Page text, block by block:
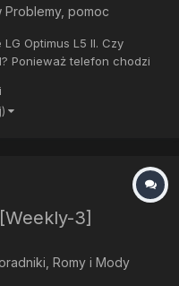
Problemy, pomoc
Optimus L5 II. Czy
Ponieważ telefon chodzi
roomów? I jeszcze jedno,
cm przeznaczone na
3]
Romy i Mody